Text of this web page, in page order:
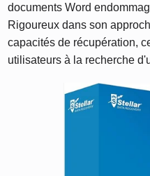
documents Word
Rigoureux dans son
capacités de récupération,
utilisateurs à la recherche